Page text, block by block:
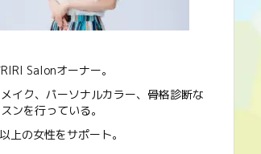
Salonオーナー。
イク、パーソナルカラー、骨格診断な
ンを行っている。
上の女性をサポート。